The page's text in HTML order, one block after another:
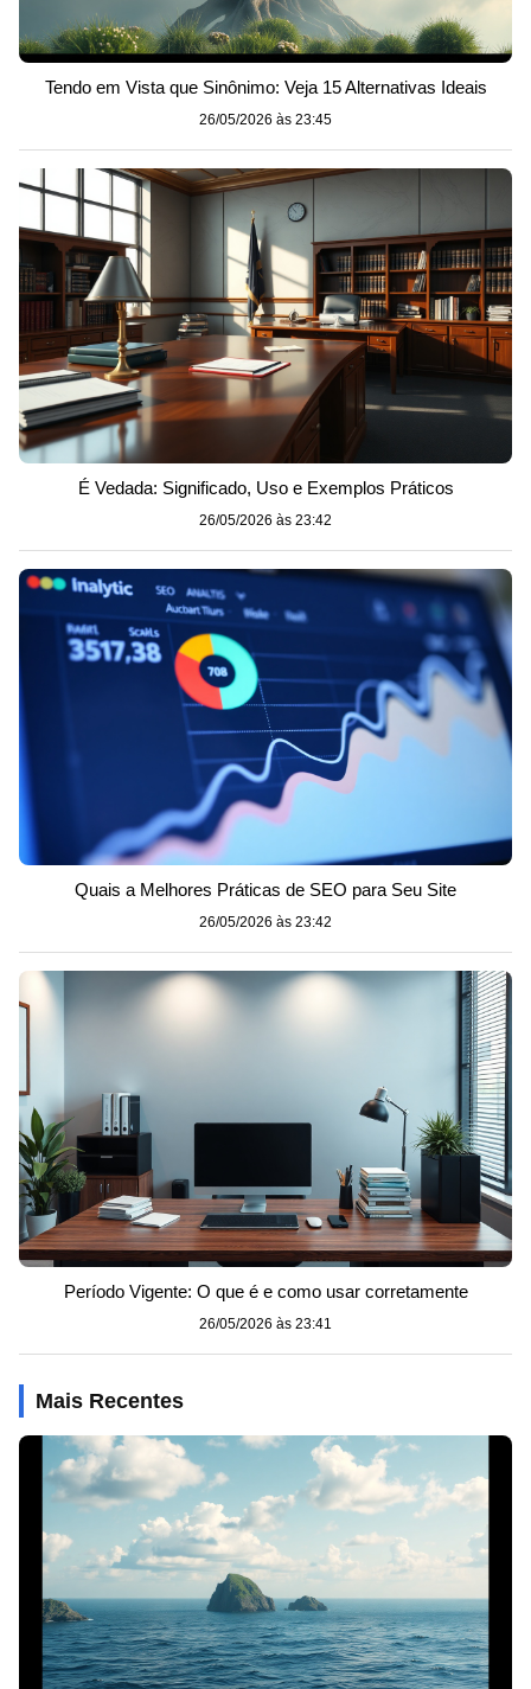
Tendo em Vista que Sinônimo: Veja 15 Alternativas Ideais
26/05/2026 às 23:45
É Vedada: Significado, Uso e Exemplos Práticos
26/05/2026 às 23:42
Quais a Melhores Práticas de SEO para Seu Site
26/05/2026 às 23:42
Período Vigente: O que é e como usar corretamente
26/05/2026 às 23:41
Mais Recentes